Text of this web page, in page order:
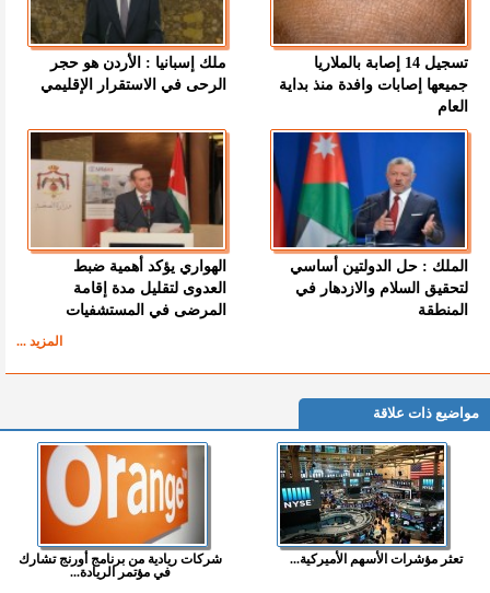
تسجيل 14 إصابة بالملاريا
جميعها إصابات وافدة منذ بداية
العام
ملك إسبانيا : الأردن هو حجر
الرحى في الاستقرار الإقليمي
الملك : حل الدولتين أساسي
لتحقيق السلام والازدهار في
المنطقة
الهواري يؤكد أهمية ضبط
العدوى لتقليل مدة إقامة
المرضى في المستشفيات
المزيد ...
مواضيع ذات علاقة
تعثر مؤشرات الأسهم الأميركية...
شركات ريادية من برنامج أورنج تشارك
في مؤتمر الريادة...